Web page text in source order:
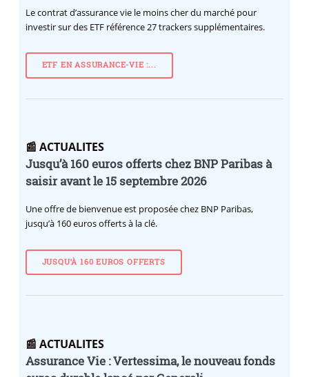
Le contrat d’assurance vie le moins cher du marché pour
investir sur des ETF référence 27 trackers supplémentaires.
ETF EN ASSURANCE-VIE :...
📰 ACTUALITES
Jusqu’à 160 euros offerts chez BNP Paribas à
saisir avant le 15 septembre 2026
Une offre de bienvenue est proposée chez BNP Paribas,
jusqu’à 160 euros offerts à la clé.
JUSQU’À 160 EUROS OFFERTS
📰 ACTUALITES
Assurance Vie : Vertessima, le nouveau fonds